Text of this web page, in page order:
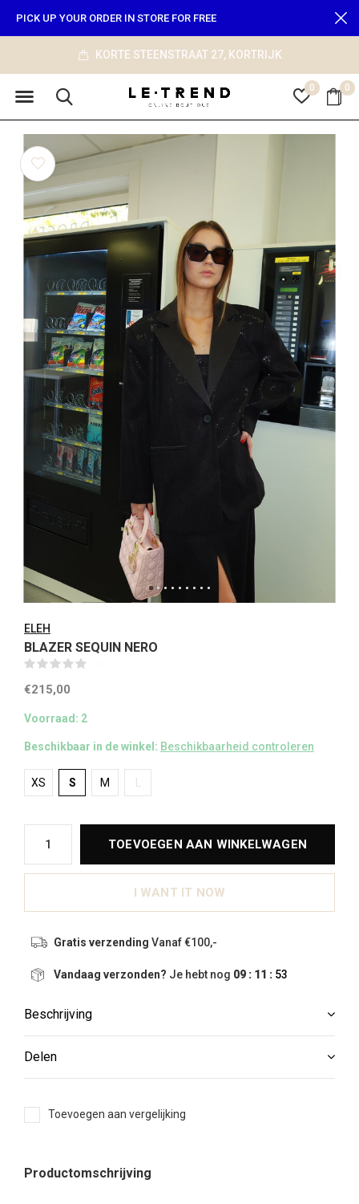
0 0
KORTE STEENSTRAAT 27, KORTRIJK
PICK UP YOUR ORDER IN STORE FOR FREE
ELEH
BLAZER SEQUIN NERO
€215,00
Voorraad: 2
Beschikbaar in de winkel: Beschikbaarheid controleren
XS S M
TOEVOEGEN AAN WINKELWAGEN
I WANT IT NOW
Gratis verzending Vanaf €100,-
Vandaag verzonden? Je hebt nog 09 : 11 : 52
Beschrijving
Delen
Toevoegen aan vergelijking
Productomschrijving